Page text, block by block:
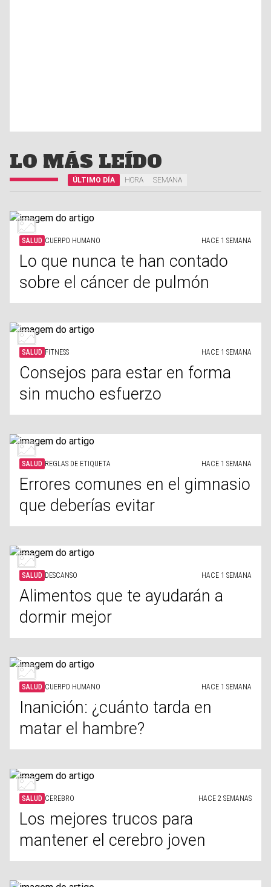
LO MÁS LEÍDO
ÚLTIMO DÍA HORA SEMANA
SALUD CUERPO HUMANO HACE 1 SEMANA
Lo que nunca te han contado
sobre el cáncer de pulmón
SALUD FITNESS HACE 1 SEMANA
Consejos para estar en forma
sin mucho esfuerzo
SALUD REGLAS DE ETIQUETA HACE 1 SEMANA
Errores comunes en el gimnasio
que deberías evitar
SALUD DESCANSO HACE 1 SEMANA
Alimentos que te ayudarán a
dormir mejor
SALUD CUERPO HUMANO HACE 1 SEMANA
Inanición: ¿cuánto tarda en
matar el hambre?
SALUD CEREBRO HACE 2 SEMANAS
Los mejores trucos para
mantener el cerebro joven